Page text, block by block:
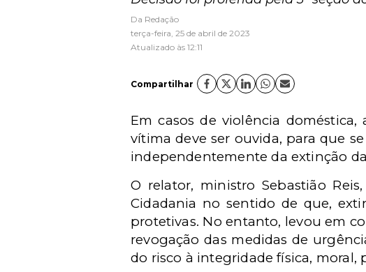
Da Redação
terça-feira, 25 de abril de 2023
Atualizado às 12:11
Compartilhar
Em casos de violência
vítima deve ser ouvida, para que
independentemente da extinção
O relator, ministro Sebastião
Cidadania no sentido de que,
protetivas. No entanto, levou em
revogação das medidas de
do risco à integridade física, moral,